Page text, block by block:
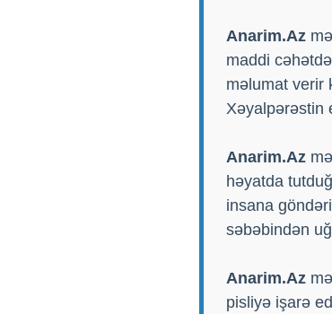
Anarim.Az
maddi
məlumat verir
Xəyalpərəstin
Anarim.Az
həyatda
insana
səbəbindən
Anarim.Az
pisliyə işarə